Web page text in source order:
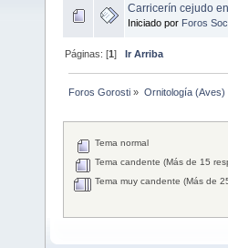
Carricerín cejudo
Iniciado por Foros
Páginas: [1]Ir Arriba
Foros Gorosti » Ornitología (Aves)
Tema normal
Tema candente (Más de 15
Tema muy candente (Más de